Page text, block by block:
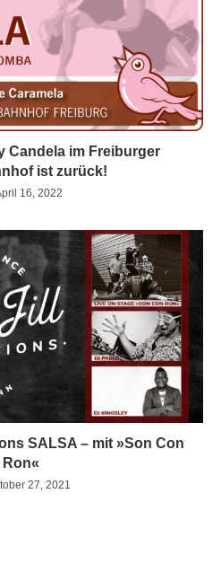
Candela im Freiburger
ist zurück!
16, 2022
SALSA – mit »Son Con
Ron«
27, 2021